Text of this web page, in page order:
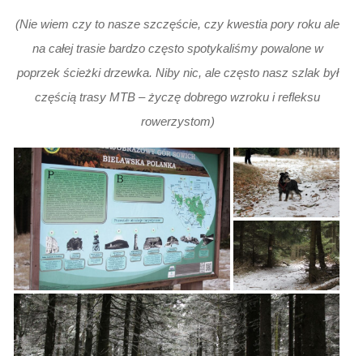
(Nie wiem czy to nasze szczęście, czy kwestia pory roku ale
na całej trasie bardzo często spotykaliśmy powalone w
poprzek ścieżki drzewka. Niby nic, ale często nasz szlak był
częścią trasy MTB – życzę dobrego wzroku i refleksu
rowerzystom)